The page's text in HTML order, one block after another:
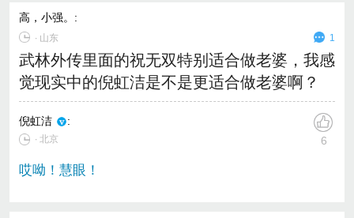
高，小强。 :
∙ 山东 1
武林外传里面的祝无双特别适合做老婆，我感
觉现实中的倪虹洁是不是更适合做老婆啊？
倪虹洁 :
∙ 北京 6
哎呦！慧眼！